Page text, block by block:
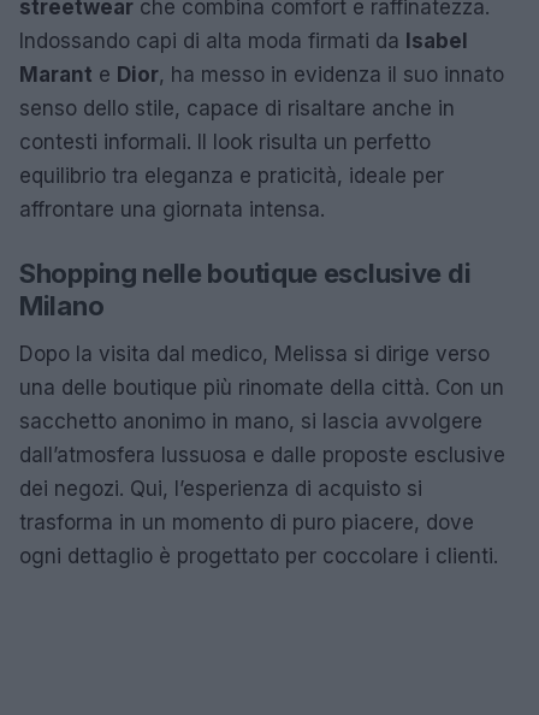
streetwear che combina comfort e raffinatezza.
Indossando capi di alta moda firmati da Isabel
Marant e Dior, ha messo in evidenza il suo innato
senso dello stile, capace di risaltare anche in
contesti informali. Il look risulta un perfetto
equilibrio tra eleganza e praticità, ideale per
affrontare una giornata intensa.
Shopping nelle boutique esclusive di
Milano
Dopo la visita dal medico, Melissa si dirige verso
una delle boutique più rinomate della città. Con un
sacchetto anonimo in mano, si lascia avvolgere
dall’atmosfera lussuosa e dalle proposte esclusive
dei negozi. Qui, l’esperienza di acquisto si
trasforma in un momento di puro piacere, dove
ogni dettaglio è progettato per coccolare i clienti.